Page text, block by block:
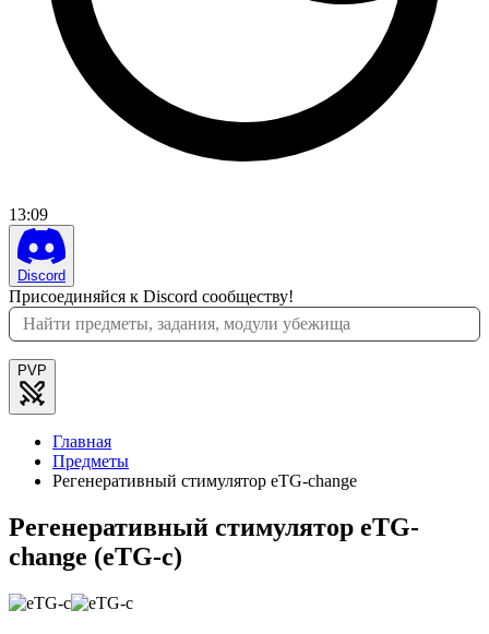
13:09
Discord
Присоединяйся к Discord сообществу!
PVP
Главная
Предметы
Регенеративный стимулятор eTG-change
Регенеративный стимулятор eTG-
change (eTG-c)